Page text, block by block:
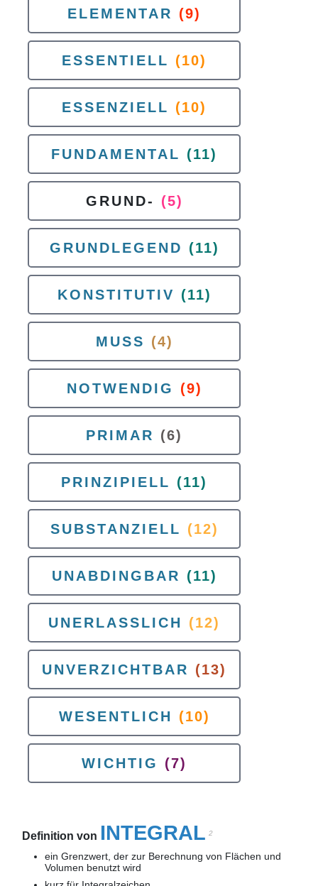
ELEMENTAR (9)
ESSENTIELL (10)
ESSENZIELL (10)
FUNDAMENTAL (11)
GRUND- (5)
GRUNDLEGEND (11)
KONSTITUTIV (11)
MUSS (4)
NOTWENDIG (9)
PRIMAR (6)
PRINZIPIELL (11)
SUBSTANZIELL (12)
UNABDINGBAR (11)
UNERLASSLICH (12)
UNVERZICHTBAR (13)
WESENTLICH (10)
WICHTIG (7)
Definition von INTEGRAL 2
ein Grenzwert, der zur Berechnung von Flächen und
Volumen benutzt wird